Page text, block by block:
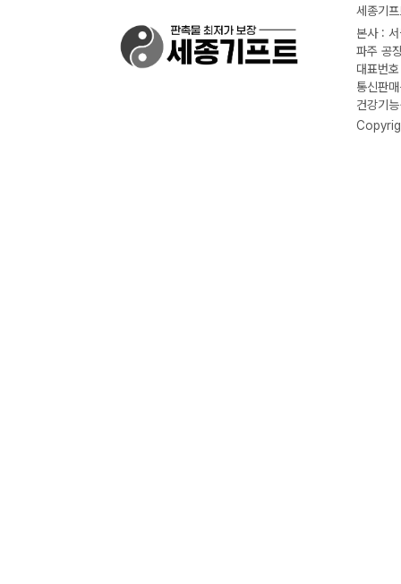
세종기
본사 :
파주 공
대표번
통신판
건강기